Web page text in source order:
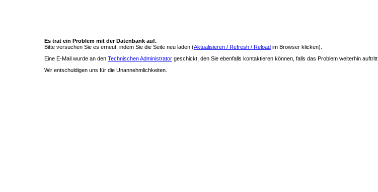
Es trat ein Problem mit der Datenbank auf.
Bitte versuchen Sie es erneut, indem Sie die Seite neu laden (Aktualisieren / Refresh / Reload im Browser klicken).
Eine E-Mail wurde an den Technischen Administrator geschickt, den Sie ebenfalls kontaktieren können, falls das Problem weiterhin auftritt.
Wir entschuldigen uns für die Unannehmlichkeiten.